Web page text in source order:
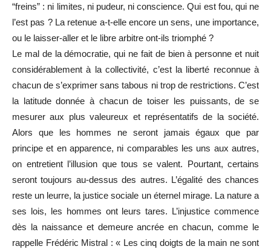
“freins” : ni limites, ni pudeur, ni conscience. Qui est fou, qui ne
l’est pas ? La retenue a-t-elle encore un sens, une importance,
ou le laisser-aller et le libre arbitre ont-ils triomphé ?
Le mal de la démocratie, qui ne fait de bien à personne et nuit
considérablement à la collectivité, c’est la liberté reconnue à
chacun de s’exprimer sans tabous ni trop de restrictions. C’est
la latitude donnée à chacun de toiser les puissants, de se
mesurer aux plus valeureux et représentatifs de la société.
Alors que les hommes ne seront jamais égaux que par
principe et en apparence, ni comparables les uns aux autres,
on entretient l’illusion que tous se valent. Pourtant, certains
seront toujours au-dessus des autres. L’égalité des chances
reste un leurre, la justice sociale un éternel mirage. La nature a
ses lois, les hommes ont leurs tares. L’injustice commence
dès la naissance et demeure ancrée en chacun, comme le
rappelle Frédéric Mistral : « Les cinq doigts de la main ne sont